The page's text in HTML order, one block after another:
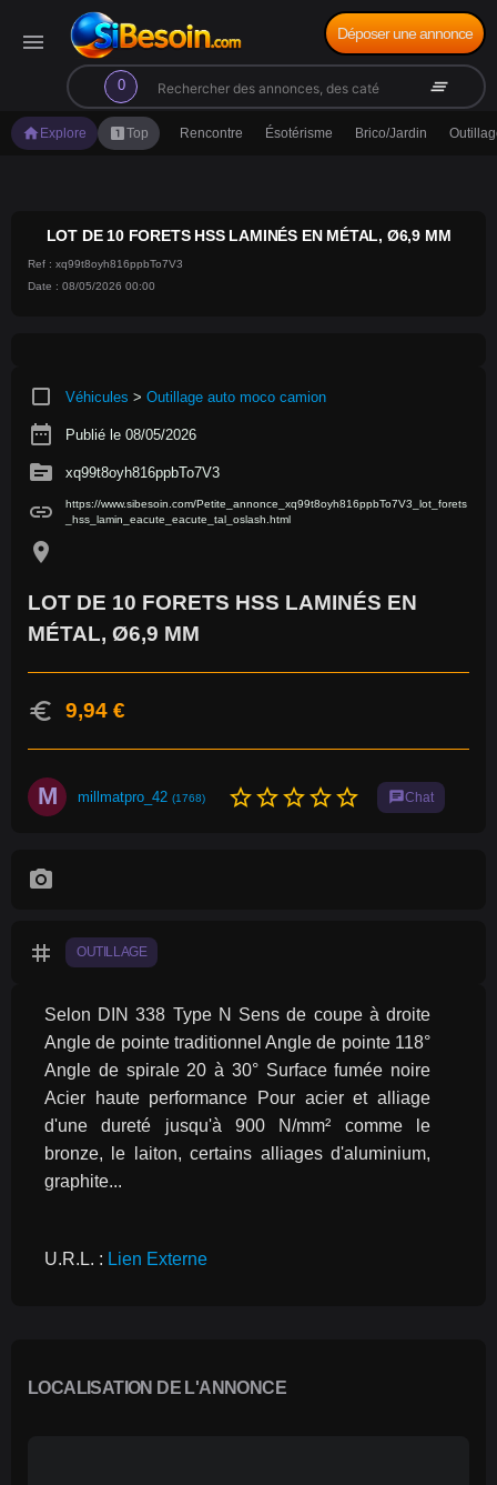
menu
0
search clear_all
Déposer une annonce
home Explore looks_oneTop Rencontre Ésotérisme Brico/Jardin
LOT DE 10 FORETS HSS LAMINÉS EN MÉTAL, Ø6,9 MM
Ref : xq99t8oyh816ppbTo7V3
Date : 08/05/2026 00:00
crop_square Véhicules > Outillage auto moco camion
date_range Publié le 08/05/2026
source xq99t8oyh816ppbTo7V3
link
https://www.sibesoin.com/Petite_annonce_xq99t8oyh816ppbTo7V3_lot_forets
_hss_lamin_eacute_eacute_tal_oslash.html
location_on
LOT DE 10 FORETS HSS LAMINÉS EN
MÉTAL, Ø6,9 MM
euro 9,94 €
M millmatpro_42 (1768) star_borderstar_borderstar_borderstar_borderstar_border chatChat
photo_camera
tag OUTILLAGE
Selon DIN 338 Type N Sens de coupe à droite
Angle de pointe traditionnel Angle de pointe 118°
Angle de spirale 20 à 30° Surface fumée noire
Acier haute performance Pour acier et alliage
d'une dureté jusqu'à 900 N/mm² comme le
bronze, le laiton, certains alliages d'aluminium,
graphite...
U.R.L. : Lien Externe
LOCALISATION DE L'ANNONCE